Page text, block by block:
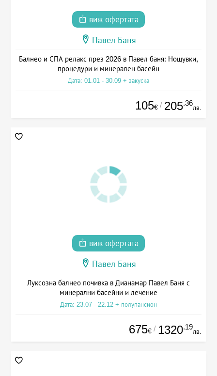
виж офертата
Павел Баня
Балнео и СПА релакс през 2026 в Павел баня: Нощувки,
процедури и минерален басейн
Дата: 01.01 - 30.09 + закуска
105€ / 205.36
лв.
виж офертата
Павел Баня
Луксозна балнео почивка в Дианамар Павел Баня с
минерални басейни и лечение
Дата: 23.07 - 22.12 + полупансион
675€ / 1320.19
лв.